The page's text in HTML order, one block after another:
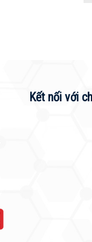
Kết nối với